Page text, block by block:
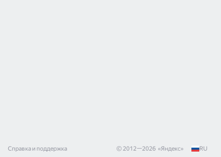
Справка и поддержка © 2012—2026 «Яндекс» RU